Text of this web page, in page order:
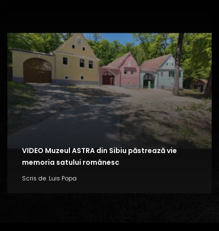
VIDEO Muzeul ASTRA din Sibiu păstrează vie
memoria satului românesc
Scris de Luis Popa